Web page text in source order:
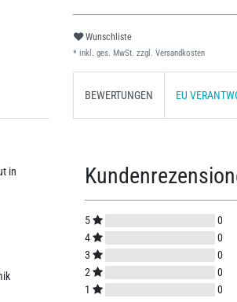
Wunschliste
* inkl. ges. MwSt. zzgl. Versandkosten
in
BEWERTUNGEN EU
5
0
4
0
3
0
2
0
1
0